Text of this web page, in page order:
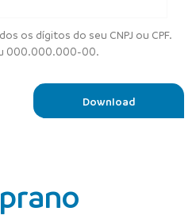
os dígitos do seu CNPJ ou CPF.
000.000.000-00.
Download